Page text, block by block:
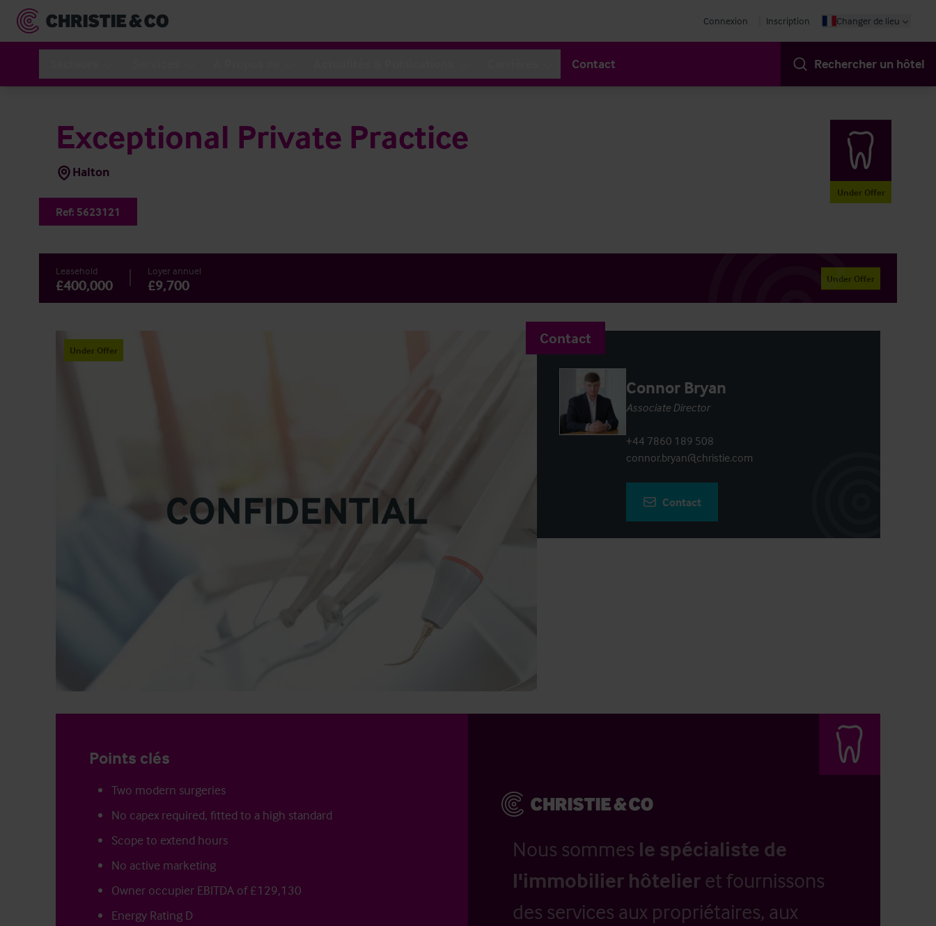
Connexion Inscription Changer de lieu
Contact Rechercher un hôtel
Exceptional Private Practice
Halton
Ref: 5623121
Under Offer
Leasehold
£400,000
Loyer annuel
£9,700 Under Offer
Under Offer
Contact
Connor Bryan
Associate Director
+44 7860 189 508
connor.bryan@christie.com
Contact
Points clés
Two modern surgeries
No capex required, fitted to a high standard
Scope to extend hours
No active marketing
Owner occupier EBITDA of £129,130
Energy Rating D
Nous sommes le spécialiste de
l'immobilier hôtelier et fournissons
des services aux propriétaires, aux